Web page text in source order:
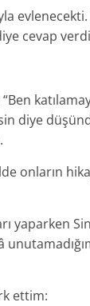
cevap
diye
onların
yaparken
ettim: